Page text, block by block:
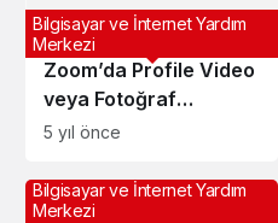
Zoom’da Profile Video
veya Fotoğraf
Eklemeyi Nasıl
Bilgisayar ve İnternet Yardım
Merkezi
5 yıl önce
Bilgisayar ve İnternet Yardım
Merkezi